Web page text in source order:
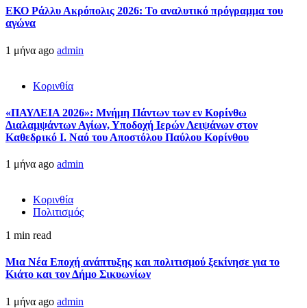
ΕΚΟ Ράλλυ Ακρόπολις 2026: Το αναλυτικό πρόγραμμα του
αγώνα
1 μήνα ago admin
Κορινθία
«ΠΑΥΛΕΙΑ 2026»: Μνήμη Πάντων των εν Κορίνθω
Διαλαμψάντων Αγίων, Υποδοχή Ιερών Λειψάνων στον
Καθεδρικό Ι. Ναό του Αποστόλου Παύλου Κορίνθου
1 μήνα ago admin
Κορινθία
Πολιτισμός
1 min read
Μια Νέα Εποχή ανάπτυξης και πολιτισμού ξεκίνησε για το
Κιάτο και τον Δήμο Σικυωνίων
1 μήνα ago admin